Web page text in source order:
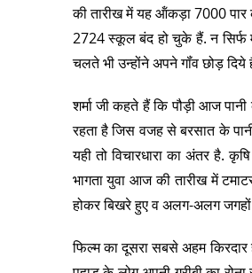
की तारीख में यह ऑंकड़ा 7000
2724 स्कूल बंद हो चुके हैं. न सिर्फ
चलते भी उन्होंने अपने गॉंव छोड़
शर्मा जी कहते हैं कि पौड़ी आज
रहता है जिस वजह से बरसात के
यही तो विचारधारा का अंतर है.
भागता युवा आज की तारीख में
होकर बिखरे हुए व अलग-अलग जगहों
फिल्म का दूसरा सबसे अहम